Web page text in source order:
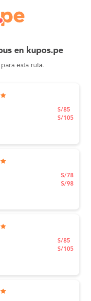
en kupos.pe
esta ruta.
S/85
S/105
S/78
S/98
S/85
S/105